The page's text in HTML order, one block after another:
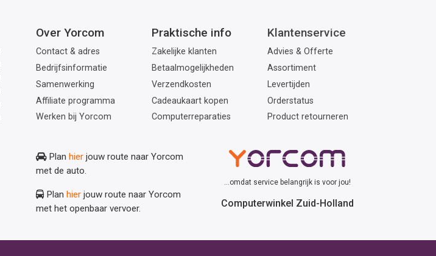
Over Yorcom
Contact & adres
Bedrijfsinformatie
Samenwerking
Affiliate programma
Werken bij Yorcom
Praktische info
Zakelijke klanten
Betaalmogelijkheden
Verzendkosten
Cadeaukaart kopen
Computerreparaties
Klantenservice
Advies & Offerte
Assortiment
Levertijden
Orderstatus
Product retourneren
Plan hier jouw route naar Yorcom
met de auto.
Plan hier jouw route naar Yorcom
met het openbaar vervoer.
...omdat service belangrijk is voor jou!
Computerwinkel Zuid-Holland